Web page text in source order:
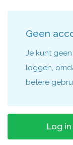
Geen
Je kunt
loggen,
betere
Log